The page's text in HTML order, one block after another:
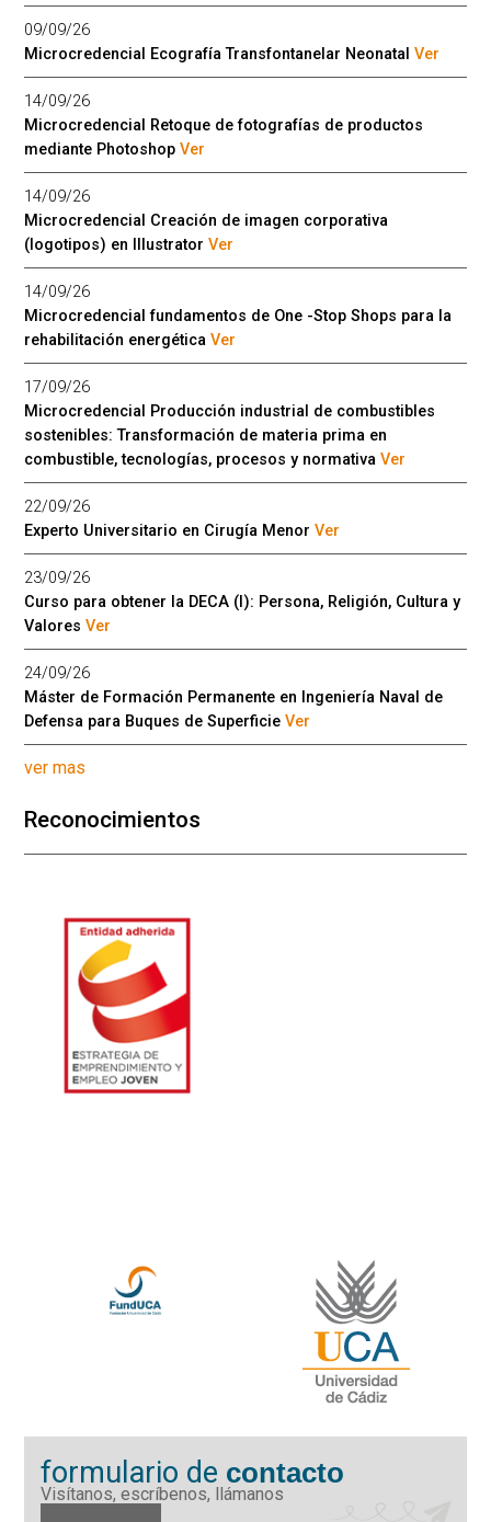
09/09/26
Microcredencial Ecografía Transfontanelar NeonatalVer
14/09/26
Microcredencial Retoque de fotografías de productos
mediante PhotoshopVer
14/09/26
Microcredencial Creación de imagen corporativa
(logotipos) en IllustratorVer
14/09/26
Microcredencial fundamentos de One -Stop Shops para la
rehabilitación energéticaVer
17/09/26
Microcredencial Producción industrial de combustibles
sostenibles: Transformación de materia prima en
combustible, tecnologías, procesos y normativaVer
22/09/26
Experto Universitario en Cirugía MenorVer
23/09/26
Curso para obtener la DECA (I): Persona, Religión, Cultura y
ValoresVer
24/09/26
Máster de Formación Permanente en Ingeniería Naval de
Defensa para Buques de SuperficieVer
ver mas
Reconocimientos
formulario de contacto
Visítanos, escríbenos, llámanos